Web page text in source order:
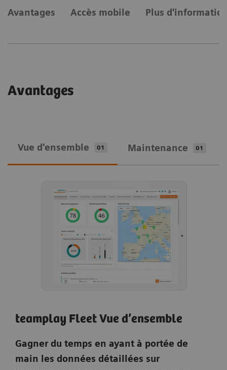
Avantages Accès mobile Plus
Avantages
Vue d'ensemble 01 Maintenance 01
teamplay Fleet Vue d’ensemble
Gagner du temps en ayant à portée de
main les données détaillées sur